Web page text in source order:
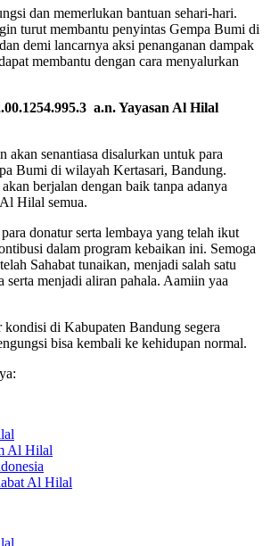
dan memerlukan bantuan sehari-hari.
turut membantu penyintas Gempa Bumi di
demi lancarnya aksi penanganan dampak
membantu dengan cara menyalurkan
a.n. Yayasan Al Hilal
akan senantiasa disalurkan untuk para
Bumi di wilayah Kertasari, Bandung.
berjalan dengan baik tanpa adanya
Hilal semua.
donatur serta lembaya yang telah ikut
dalam program kebaikan ini. Semoga
Sahabat tunaikan, menjadi salah satu
serta menjadi aliran pahala. Aamiin yaa
di Kabupaten Bandung segera
bisa kembali ke kehidupan normal.
Al Hilal
Al Hilal